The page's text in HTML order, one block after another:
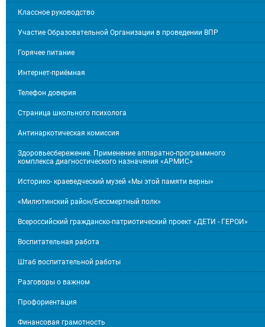
Классное руководство
Участие Образовательной Организации в проведении ВПР
Горячее питание
Интернет-приёмная
Телефон доверия
Страница школьного психолога
Антинаркотическая комиссия
Здоровьесбережение. Применение аппаратно-программного
комплекса диагностического назначения «АРМИС»
Историко- краеведческий музей «Мы этой памяти верны»
«Милютинский район/Бессмертный полк»
Всероссийский гражданско-патриотический проект «ДЕТИ - ГЕРОИ»
Воспитательная работа
Штаб воспитательной работы
Разговоры о важном
Профориентация
Финансовая грамотность